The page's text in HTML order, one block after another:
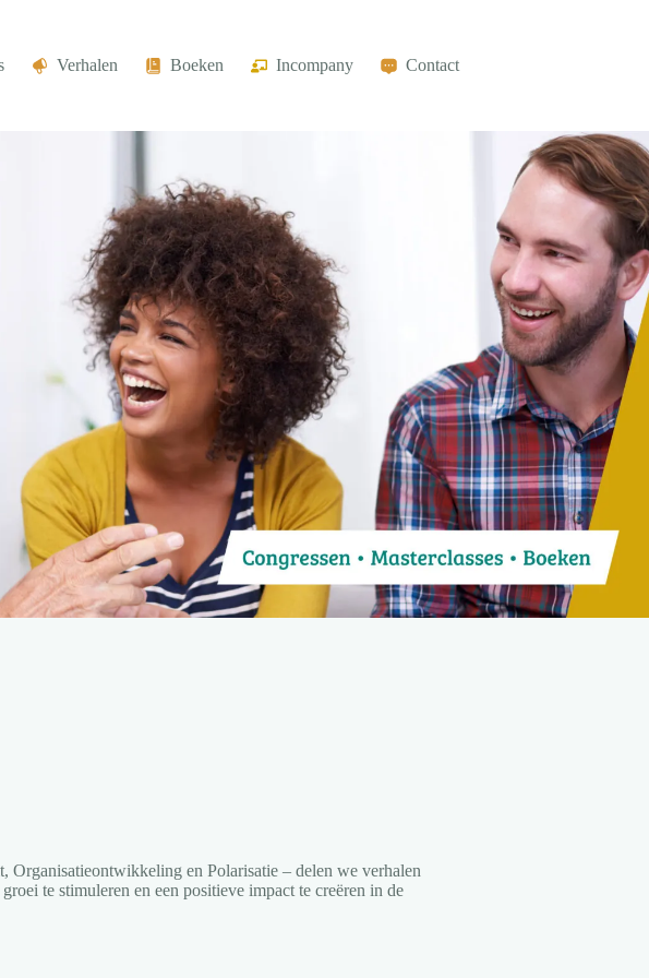
Verhalen Boeken Incompany Contact
en Polarisatie – delen we verhalen
te stimuleren en een positieve impact te creëren in de